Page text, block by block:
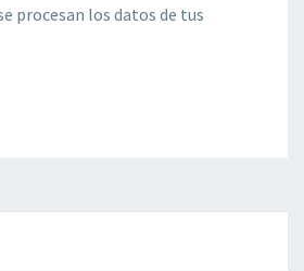
procesan los datos de tus